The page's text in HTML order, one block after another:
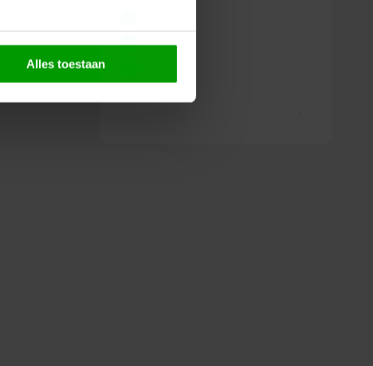
Alles toestaan